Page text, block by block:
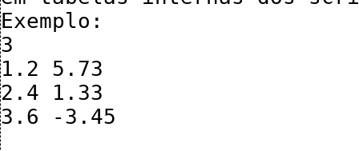
Exemplo:
3
1.2 5.73
2.4 1.33
3.6 -3.45